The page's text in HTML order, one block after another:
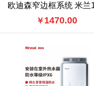
￥1470.00